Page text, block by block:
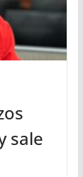
sale